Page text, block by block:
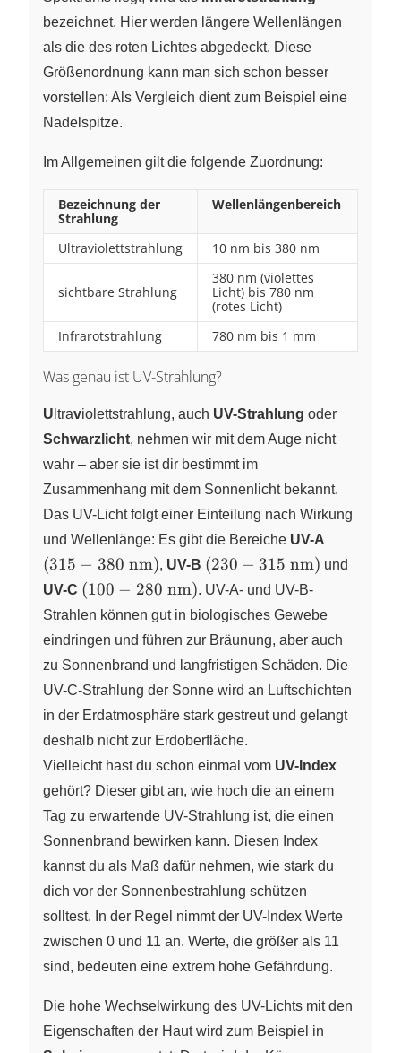
bezeichnet. Hier werden längere Wellenlängen
als die des roten Lichtes abgedeckt. Diese
Größenordnung kann man sich schon besser
vorstellen: Als Vergleich dient zum Beispiel eine
Nadelspitze.
Im Allgemeinen gilt die folgende Zuordnung:
Bezeichnung der
Strahlung
Wellenlängenbereich
Ultraviolettstrahlung 10 nm bis 380 nm
sichtbare Strahlung
380 nm (violettes
Licht) bis 780 nm
(rotes Licht)
Infrarotstrahlung
780 nm bis 1 mm
Was genau ist UV-Strahlung?
U ltraviolettstrahlung, auch UV-Strahlung oder
Schwarzlicht, nehmen wir mit dem Auge nicht
wahr – aber sie ist dir bestimmt im
Zusammenhang mit dem Sonnenlicht bekannt.
Das UV-Licht folgt einer Einteilung nach Wirkung
und Wellenlänge: Es gibt die Bereiche UV-A
(315 − 380 nm), UV-B (230-
315~\text{nm})
(230 − 315 nm) und
UV-C (100-
280~\text{nm})
(100 − 280 nm). UV-A- und UV-B-
Strahlen können gut in biologisches Gewebe
eindringen und führen zur Bräunung, aber auch
zu Sonnenbrand und langfristigen Schäden. Die
UV-C-Strahlung der Sonne wird an Luftschichten
in der Erdatmosphäre stark gestreut und gelangt
deshalb nicht zur Erdoberfläche.
Vielleicht hast du schon einmal vom UV-Index
gehört? Dieser gibt an, wie hoch die an einem
Tag zu erwartende UV-Strahlung ist, die einen
Sonnenbrand bewirken kann. Diesen Index
kannst du als Maß dafür nehmen, wie stark du
dich vor der Sonnenbestrahlung schützen
solltest. In der Regel nimmt der UV-Index Werte
zwischen 0 und 11 an. Werte, die größer als 11
sind, bedeuten eine extrem hohe Gefährdung.
Die hohe Wechselwirkung des UV-Lichts mit den
Eigenschaften der Haut wird zum Beispiel in